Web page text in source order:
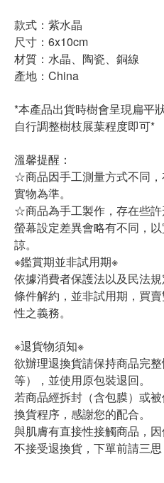
款式：紫水晶
尺寸： 6x10cm
材質：水晶、陶瓷、銅線
產地： China
*本產品出貨時樹會呈現扁平
自行調整樹枝展葉程度即可*
溫馨提醒：
☆商品因手工測量方式不同，
實物為準。
☆商品為手工製作，存在些
螢幕設定差異會略有不同，
諒。
※鑑賞期並非試用期※
依據消費者保護法以及民法
條件解約，並非試用期，買
性之義務。
※退貨物須知※
欲辦理退換貨請保持商品完
等），並使用原包裝退回。
若商品經拆封（含包膜）或
換貨程序，感謝您的配合。
與肌膚有直接性接觸商品，
不接受退換貨，下單前請三